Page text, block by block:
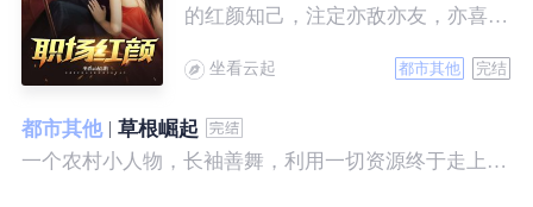
的红颜知己，注定亦敌亦友，亦喜亦
坐看云起 都市其他 完结
都市其他
草根崛起
一个农村小人物，长袖善舞，利用一切资源终于走上人生巅峰